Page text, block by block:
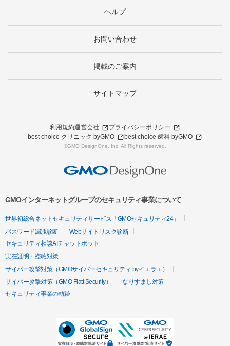
ヘルプ
お問い合わせ
掲載のご案内
サイトマップ
利用規約運営会社
プライバシーポリシー
best choice クリニック byGMO
best choice 歯科 byGMO
©GMO DesignOne, Inc. All Rights reserved.
GMOインターネットグループのセキュリティ事業について
世界初総合ネットセキュリティサービス「GMOセキュリティ24」
パスワード漏洩診断
Webサイトリスク診断
セキュリティ相談AIチャットボット
実在証明・盗聴対策
サイバー攻撃対策（GMOサイバーセキュリティ byイエラエ）
サイバー攻撃対策（GMO Flatt Security）
なりすまし対策
セキュリティ事業の軌跡